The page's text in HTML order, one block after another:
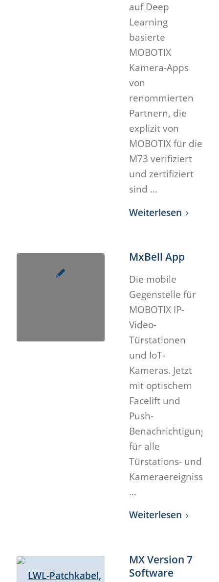
auf Deep
Learning
basierte
MOBOTIX
Kamera-Apps
von
renommierten
Partnern, die
explizit von
MOBOTIX für die
M73 verifiziert
und zertifiziert
sind …
Weiterlesen
MxBell App
Die mobile
Gegenstelle für
MOBOTIX IP-
Video-
Türstationen
und IoT-
Kameras. Jetzt
mit optischem
Facelift und
Push-
Benachrichtigungen
für alle
Türstations- und
Kameraereignisse
…
Weiterlesen
MX Version 7
Software